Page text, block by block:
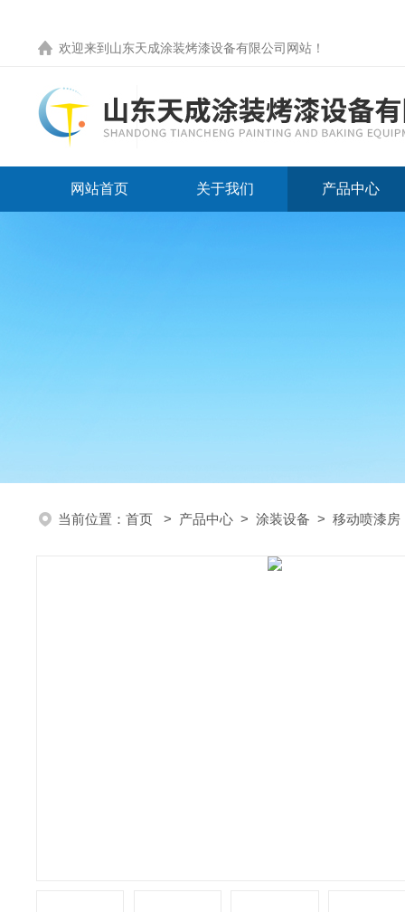
欢迎来到 山东天成涂装烤漆设备有限公司网站 ！
网站首页 关于我们 产品中心
当前位置： 首页 > 产品中心 > 涂装设备 > 移动喷漆房